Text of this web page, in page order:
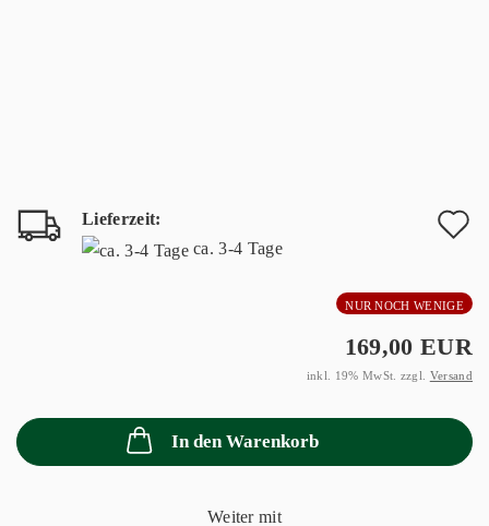
Lieferzeit:
ca. 3-4 Tage
NUR NOCH WENIGE
169,00 EUR
inkl. 19% MwSt. zzgl. Versand
In den Warenkorb
Weiter mit